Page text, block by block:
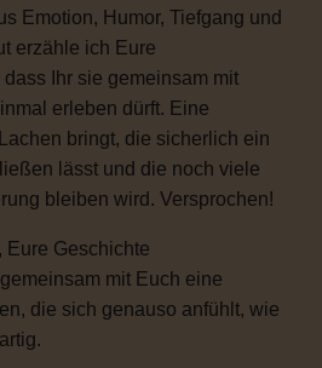
Emotion, Humor, Tiefgang und
erzähle ich Eure
Ihr sie gemeinsam mit
erleben dürft. Eine
bringt, die sicherlich ein
lässt und die noch viele
bleiben wird. Versprochen!
Eure Geschichte
mit Euch eine
die sich genauso anfühlt, wie